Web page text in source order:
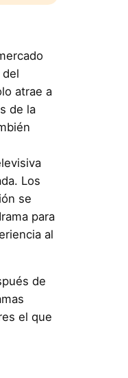
del
atrae a
de la
Los
se
para
al
de
el que